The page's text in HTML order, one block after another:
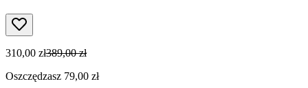
310,00 zł389,00 zł
Oszczędzasz 79,00 zł